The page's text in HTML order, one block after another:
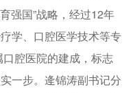
强国”战略，经过12年
学、口腔医学技术等专
腔医院的建成，标志
一步。逄锦涛副书记分